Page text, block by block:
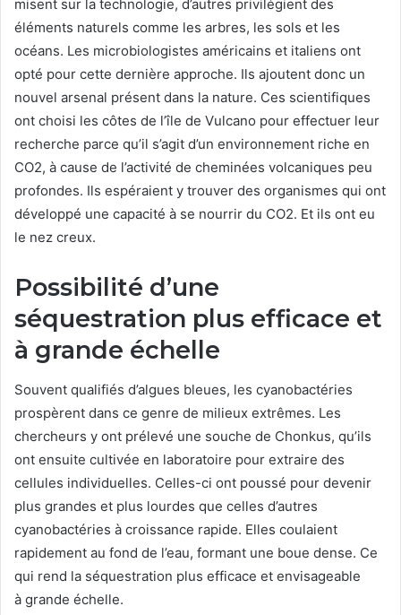
misent sur la technologie, d’autres privilégient des
éléments naturels comme les arbres, les sols et les
océans. Les microbiologistes américains et italiens ont
opté pour cette dernière approche. Ils ajoutent donc un
nouvel arsenal présent dans la nature. Ces scientifiques
ont choisi les côtes de l’île de Vulcano pour effectuer leur
recherche parce qu’il s’agit d’un environnement riche en
CO2, à cause de l’activité de cheminées volcaniques peu
profondes. Ils espéraient y trouver des organismes qui ont
développé une capacité à se nourrir du CO2. Et ils ont eu
le nez creux.
Possibilité d’une
séquestration plus efficace et
à grande échelle
Souvent qualifiés d’algues bleues, les cyanobactéries
prospèrent dans ce genre de milieux extrêmes. Les
chercheurs y ont prélevé une souche de Chonkus, qu’ils
ont ensuite cultivée en laboratoire pour extraire des
cellules individuelles. Celles-ci ont poussé pour devenir
plus grandes et plus lourdes que celles d’autres
cyanobactéries à croissance rapide. Elles coulaient
rapidement au fond de l’eau, formant une boue dense. Ce
qui rend la séquestration plus efficace et envisageable
à grande échelle.